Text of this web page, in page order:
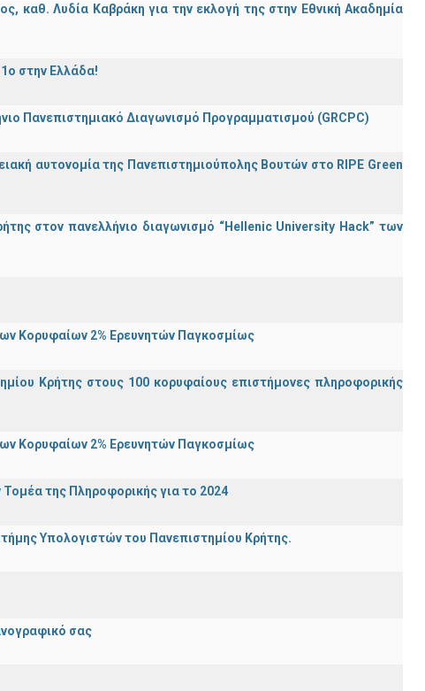
καθ. Λυδία Καβράκη για την εκλογή της στην Εθνική Ακαδημία
στην Ελλάδα!
Πανεπιστημιακό Διαγωνισμό Προγραμματισμού (GRCPC)
αυτονομία της Πανεπιστημιούπολης Βουτών στο RIPE Green
στον πανελλήνιο διαγωνισμό “Hellenic University Hack” των
Κορυφαίων 2% Ερευνητών Παγκοσμίως
Κρήτης στους 100 κορυφαίους επιστήμονες πληροφορικής
Κορυφαίων 2% Ερευνητών Παγκοσμίως
της Πληροφορικής για το 2024
Υπολογιστών του Πανεπιστημίου Κρήτης.
σας